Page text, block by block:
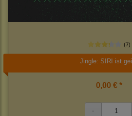
(7)
Jingle: SIRI ist geil
0,00 € *